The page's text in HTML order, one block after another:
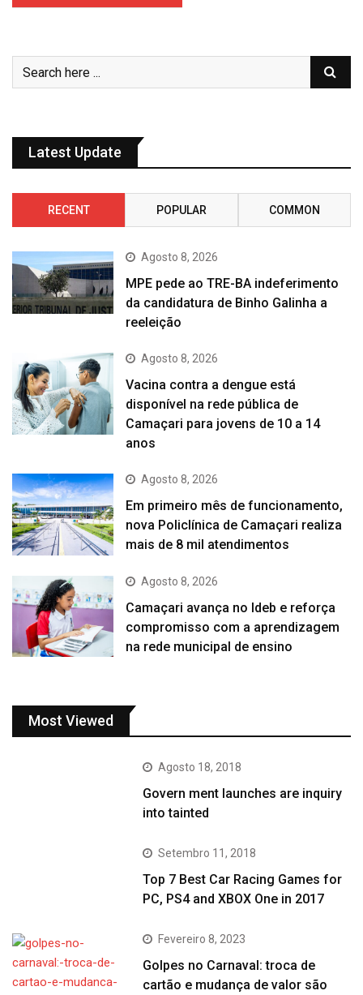
Latest Update
RECENT POPULAR COMMON
Agosto 8, 2026
MPE pede ao TRE-BA indeferimento
da candidatura de Binho Galinha a
reeleição
Agosto 8, 2026
Vacina contra a dengue está
disponível na rede pública de
Camaçari para jovens de 10 a 14
anos
Agosto 8, 2026
Em primeiro mês de funcionamento,
nova Policlínica de Camaçari realiza
mais de 8 mil atendimentos
Agosto 8, 2026
Camaçari avança no Ideb e reforça
compromisso com a aprendizagem
na rede municipal de ensino
Most Viewed
Agosto 18, 2018
Govern ment launches are inquiry
into tainted
Setembro 11, 2018
Top 7 Best Car Racing Games for
PC, PS4 and XBOX One in 2017
Fevereiro 8, 2023
Golpes no Carnaval: troca de
cartão e mudança de valor são